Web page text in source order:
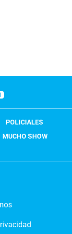
POLICIALES
MUCHO SHOW